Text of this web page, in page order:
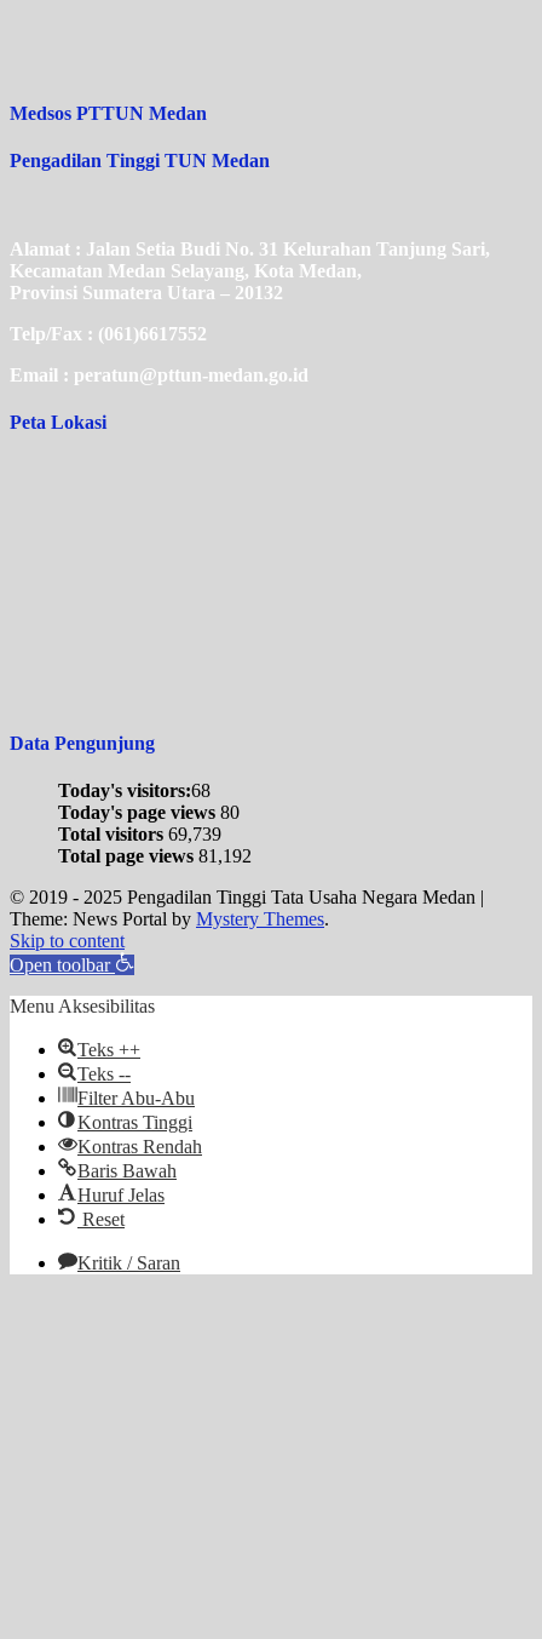
Medsos PTTUN Medan
Pengadilan Tinggi TUN Medan
Alamat : Jalan Setia Budi No. 31 Kelurahan Tanjung Sari,
Kecamatan Medan Selayang, Kota Medan,
Provinsi Sumatera Utara – 20132
Telp/Fax : (061)6617552
Email : peratun@pttun-medan.go.id
Peta Lokasi
Data Pengunjung
Today's visitors:68
Today's page views 80
Total visitors 69,739
Total page views 81,192
© 2019 - 2025 Pengadilan Tinggi Tata Usaha Negara Medan |
Theme: News Portal by Mystery Themes.
Skip to content
Open toolbar
Menu Aksesibilitas
Teks ++
Teks --
Filter Abu-Abu
Kontras Tinggi
Kontras Rendah
Baris Bawah
Huruf Jelas
Reset
Kritik / Saran